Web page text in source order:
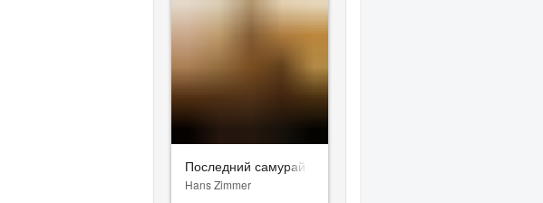
Последний самурай
Hans Zimmer